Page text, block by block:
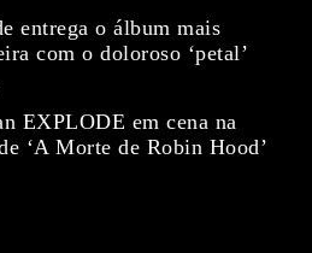
entrega o álbum mais
com o doloroso ‘petal’
EXPLODE em cena na
‘A Morte de Robin Hood’